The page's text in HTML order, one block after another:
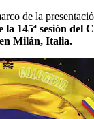
de la
la 145ª sesión del
Milán, Italia.